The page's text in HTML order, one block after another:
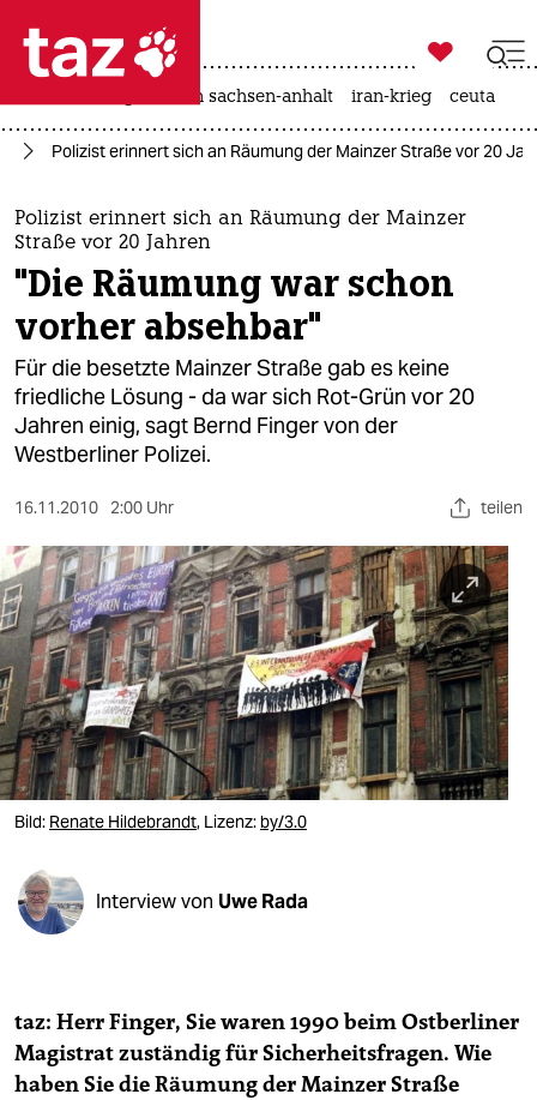
 taz zahl ich
taz zahl ich
themen
politik
öko
gesellschaft
kultur
berlin
nord
wahrheit
verlag
verlag
veranstaltungen
fragen & hilfe
unterstützen
genossenschaft
epaper login

taz zahl ich
landtagswahl in sachsen-anhalt iran-krieg ceuta
Polizist erinnert sich an Räumung der Mainzer Straße vor 20
Polizist erinnert sich an Räumung der Mainzer
Straße vor 20 Jahren
"Die Räumung war schon
vorher absehbar"
Für die besetzte Mainzer Straße gab es keine
friedliche Lösung - da war sich Rot-Grün vor 20
Jahren einig, sagt Bernd Finger von der
Westberliner Polizei.
16.11.2010 2:00 Uhr teilen
Bild: Renate Hildebrandt, Lizenz:by/3.0
Interview von Uwe Rada
taz: Herr Finger, Sie waren 1990 beim Ostberliner
Magistrat zuständig für Sicherheitsfragen. Wie
haben Sie die Räumung der Mainzer Straße